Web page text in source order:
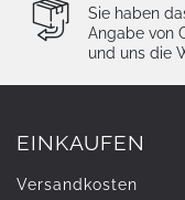
Sie haben
Angabe von
und uns die
EINKAUFEN
Versandkosten